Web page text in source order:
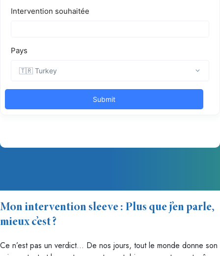
Mon intervention sleeve : Plus que j’en parle,
mieux c’est ?
Ce n’est pas un verdict… De nos jours, tout le monde donne son